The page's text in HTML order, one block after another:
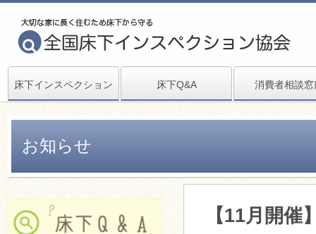
消費者相談窓
床下Q&A
床下インスペクション
お知らせ
【11月開